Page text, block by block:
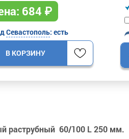
684 ₽
Севастополь: есть
В КОРЗИНУ
раструбный 60/100 L 250 мм.